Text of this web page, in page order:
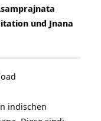
und Jnana
indischen